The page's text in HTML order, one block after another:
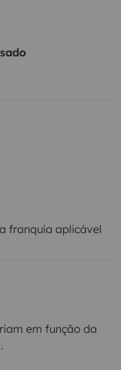
franquia aplicável
em função da